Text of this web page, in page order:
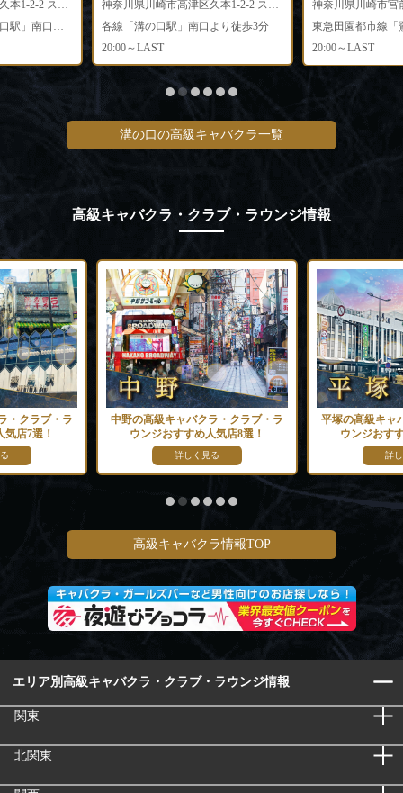
各線「溝の口駅」南口より徒歩3分
20:00～LAST
20:00～LAST
溝の口の高級キャバクラ一覧
高級キャバクラ・クラブ・ラウンジ情報
・クラブ・ラ
店7選！
中野の高級キャバクラ・クラブ・ラ
ウンジおすすめ人気店8選！
詳しく見る
平塚の高級キャ
ウンジおす
詳
高級キャバクラ情報TOP
エリア別高級キャバクラ・クラブ・ラウンジ情報
関東
北関東